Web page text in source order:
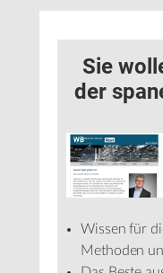
Sie
der
Wissen für
Methoden